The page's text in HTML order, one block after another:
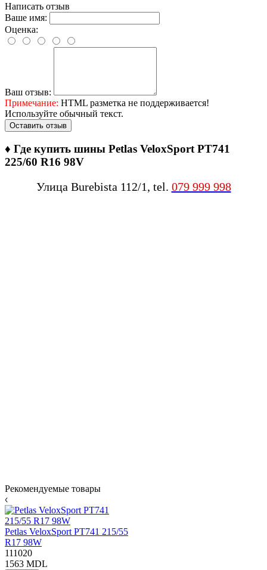
Написать отзыв
Ваше имя:
Оценка:
Ваш отзыв:
Примечание: HTML разметка не поддерживается!
Используйте обычный текст.
Оставить отзыв
♦ Где купить шины Petlas VeloxSport PT741
225/60 R16 98V
Улица Burebista 112/1, tel. 079 999 998
Рекомендуемые товары
Petlas VeloxSport PT741 215/55
R17 98W
111020
1563 MDL